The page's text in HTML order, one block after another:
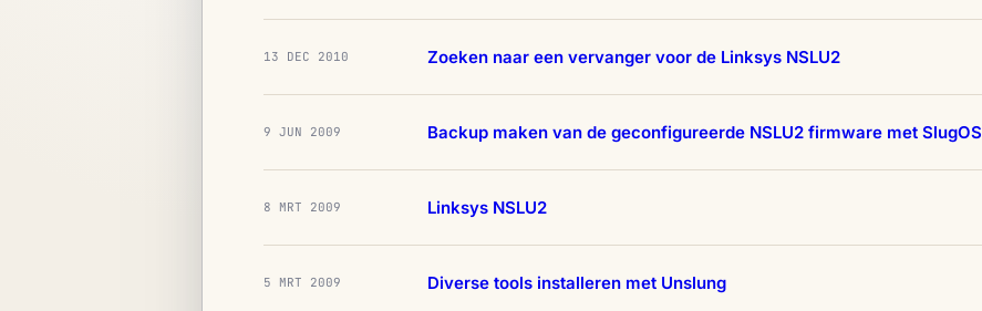
13 DEC 2010 Zoeken naar een vervanger voor de Linksys NSLU2
9 JUN 2009 Backup maken van de geconfigureerde NSLU2 firmware met SlugOS
8 MRT 2009 Linksys NSLU2
5 MRT 2009 Diverse tools installeren met Unslung